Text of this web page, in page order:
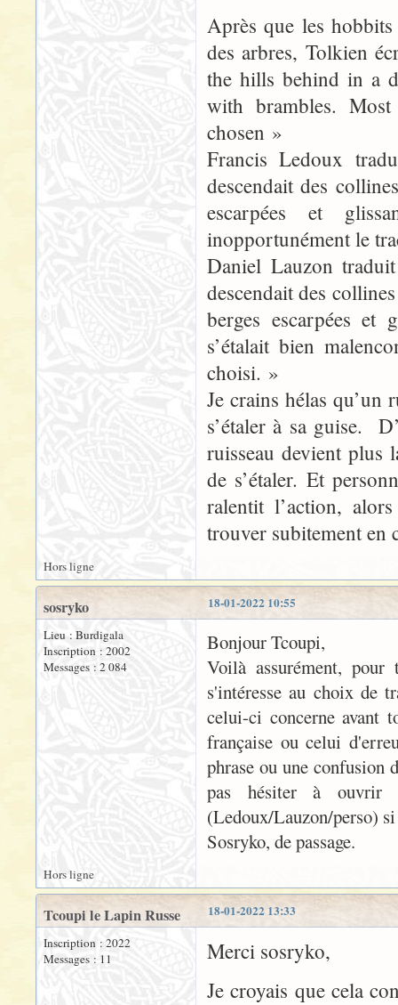
Après que les
des arbres, Tolkien
the hills behind in a
with brambles.
chosen »
Francis Ledoux
descendait des
escarpées et
inopportunément le
Daniel Lauzon
descendait des
berges escarpées et
s’étalait bien
choisi. »
Je crains hélas qu’un
s’étaler à sa guise.
ruisseau devient plus
de s’étaler. Et
ralentit l’action,
trouver subitement en
Hors ligne
18-01-2022 10:55
sosryko
Lieu : Burdigala
Inscription : 2002
Messages : 2 084
Bonjour Tcoupi,
Voilà assurément, pour
s'intéresse au choix de
celui-ci concerne avant
française ou celui
phrase ou une confusion
pas hésiter à ouvrir
(Ledoux/Lauzon/perso)
Sosryko, de passage.
Hors ligne
18-01-2022 13:33
Tcoupi le Lapin Russe
Inscription : 2022
Messages : 11
Merci sosryko,
Je croyais que cela